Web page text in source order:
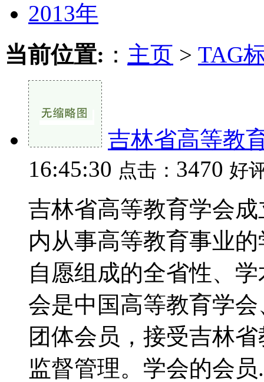
2013年
当前位置: ： 主页 > TAG
吉林省高等教
16:45:30 点击： 3470 好
吉林省高等教育学会
内从事高等教育事业
自愿组成的全省性、
会是中国高等教育学
团体会员，接受吉林
监督管理。学会的会员